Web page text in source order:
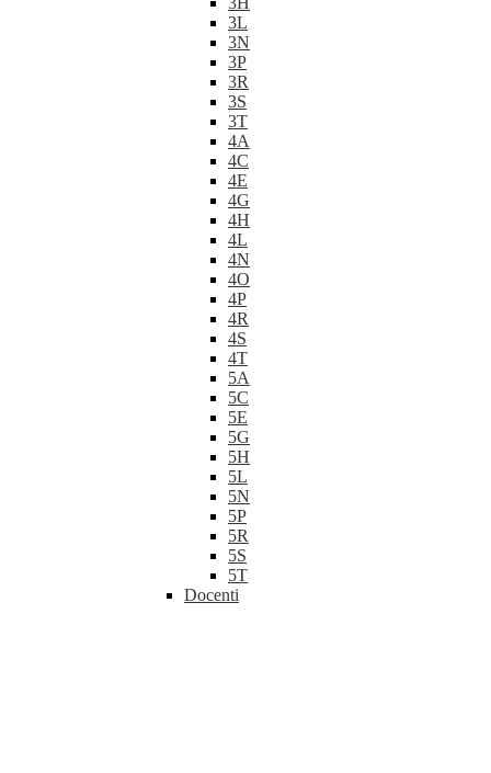
3L
3N
3P
3R
3S
3T
4A
4C
4E
4G
4H
4L
4N
4O
4P
4R
4S
4T
5A
5C
5E
5G
5H
5L
5N
5P
5R
5S
5T
Docenti